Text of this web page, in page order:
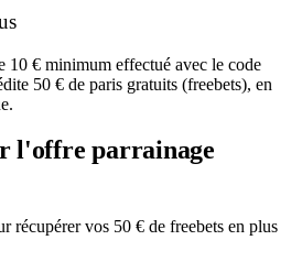
10 € minimum effectué avec le code
50 € de paris gratuits (freebets), en
l'offre parrainage
récupérer vos 50 € de freebets en plus